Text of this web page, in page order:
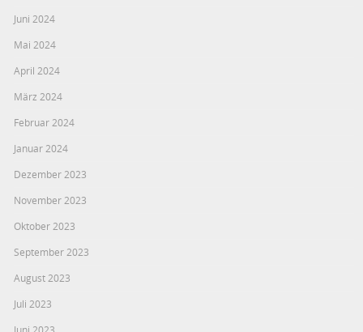
Juni 2024
Mai 2024
April 2024
März 2024
Februar 2024
Januar 2024
Dezember 2023
November 2023
Oktober 2023
September 2023
August 2023
Juli 2023
Juni 2023